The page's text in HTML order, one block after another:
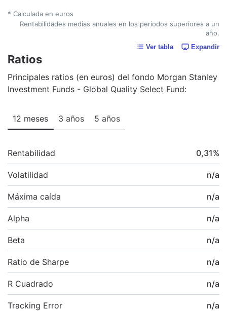
* Calculada en euros
Rentabilidades medias anuales en los periodos superiores a un
año.
Ver tabla Expandir
Ratios
Principales ratios (en euros) del fondo Morgan Stanley
Investment Funds - Global Quality Select Fund:
12 meses 3 años 5 años
Rentabilidad 0,31%
Volatilidad n/a
Máxima caída n/a
Alpha n/a
Beta n/a
Ratio de Sharpe n/a
R Cuadrado n/a
Tracking Error n/a